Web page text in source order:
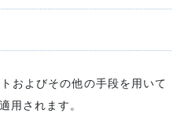
およびその他の手段を用いて
用されます。